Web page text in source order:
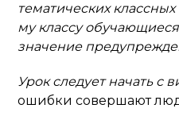
тематических
му классу
значение
Урок следует начать с
ошибки совершают